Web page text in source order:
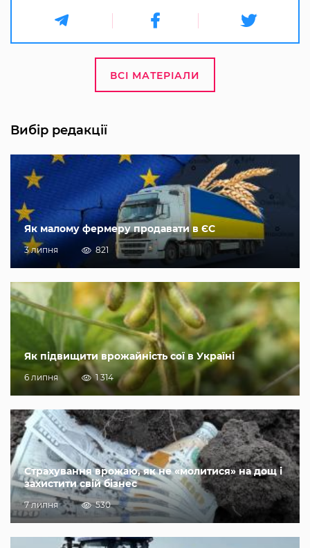
ВСІ МАТЕРІАЛИ
Вибір редакції
Як малому фермеру продавати в ЄС
3 липня 821
Як підвищити врожайність сої в Україні
6 липня 1 314
Страхування врожаю, як не «молитися» на дощ і
захистити свій бізнес
7 липня 530